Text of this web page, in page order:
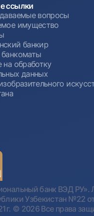
ссылки
вопросы
имущество
банкир
на обработку
данных
банк ВЭД РУ».
Узбекистан №22
© 2026 Все права